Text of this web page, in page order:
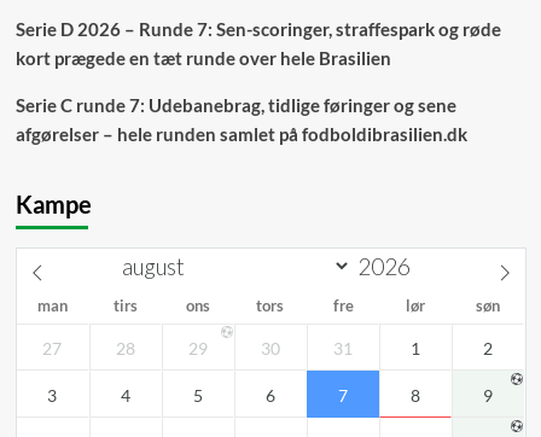
Serie D 2026 – Runde 7: Sen-scoringer, straffespark og røde
kort prægede en tæt runde over hele Brasilien
Serie C runde 7: Udebanebrag, tidlige føringer og sene
afgørelser – hele runden samlet på fodboldibrasilien.dk
Kampe
man tirs ons tors fre lør søn
27 28 29 30 31 1 2
3 4 5 6 7 8 9